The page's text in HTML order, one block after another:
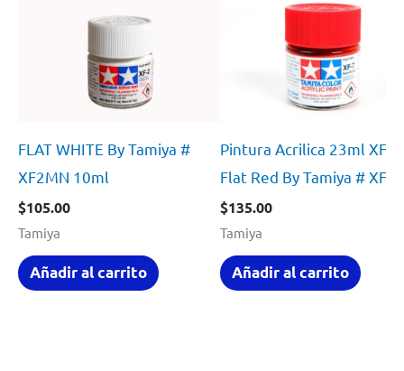
FLAT WHITE By Tamiya #
XF2MN 10ml
$105.00
Tamiya
Añadir al carrito
Pintura Acrilica 23ml XF7
Flat Red By Tamiya # XF-7
$135.00
Tamiya
Añadir al carrito